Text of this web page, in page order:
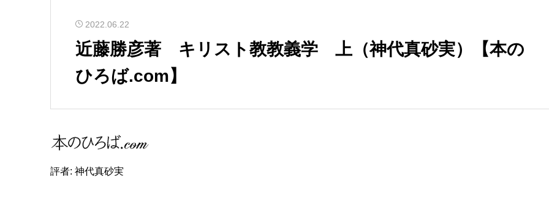
2022.06.22
近藤勝彦著 キリスト教教義学 上（神代真砂実）【本の
ひろば.com】
評者: 神代真砂実